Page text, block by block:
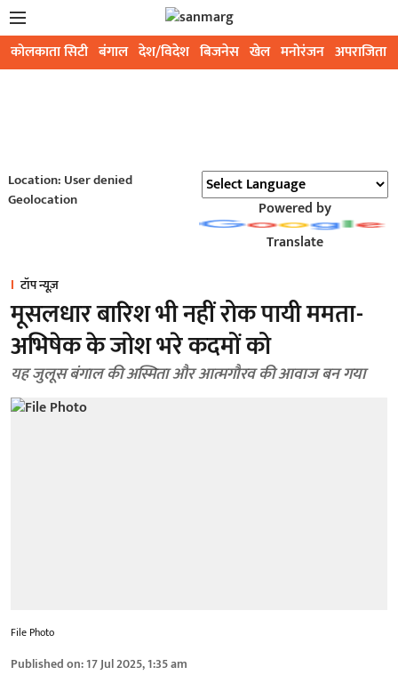
कोलकाता सिटी बंगाल देश/विदेश बिजनेस खेल मनोरंजन अपराजिता
Location: User denied
Geolocation
Powered by
Translate
टॉप न्यूज़
मूसलधार बारिश भी नहीं रोक पायी ममता-
अभिषेक के जोश भरे कदमों को
यह जुलूस बंगाल की अस्मिता और आत्मगौरव की आवाज बन गया
File Photo
Published on:17 Jul 2025, 1:35 am